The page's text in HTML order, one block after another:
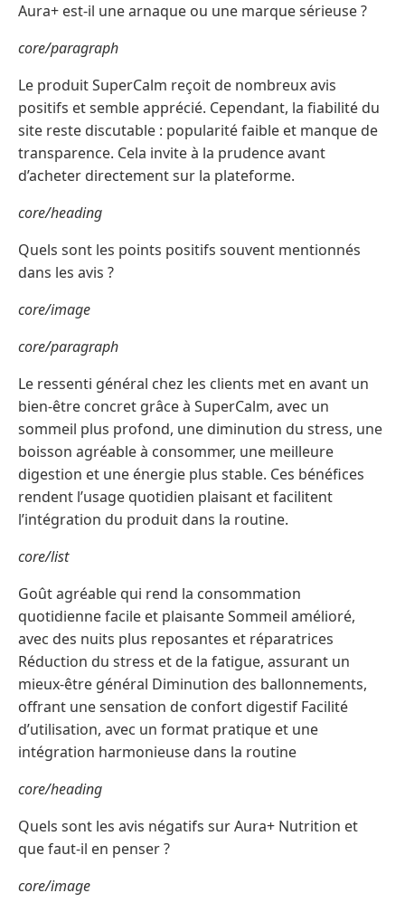
Aura+ est-il une arnaque ou une marque sérieuse ?
core/paragraph
Le produit SuperCalm reçoit de nombreux avis
positifs et semble apprécié. Cependant, la fiabilité du
site reste discutable : popularité faible et manque de
transparence. Cela invite à la prudence avant
d’acheter directement sur la plateforme.
core/heading
Quels sont les points positifs souvent mentionnés
dans les avis ?
core/image
core/paragraph
Le ressenti général chez les clients met en avant un
bien-être concret grâce à SuperCalm, avec un
sommeil plus profond, une diminution du stress, une
boisson agréable à consommer, une meilleure
digestion et une énergie plus stable. Ces bénéfices
rendent l’usage quotidien plaisant et facilitent
l’intégration du produit dans la routine.
core/list
Goût agréable qui rend la consommation
quotidienne facile et plaisante Sommeil amélioré,
avec des nuits plus reposantes et réparatrices
Réduction du stress et de la fatigue, assurant un
mieux-être général Diminution des ballonnements,
offrant une sensation de confort digestif Facilité
d’utilisation, avec un format pratique et une
intégration harmonieuse dans la routine
core/heading
Quels sont les avis négatifs sur Aura+ Nutrition et
que faut-il en penser ?
core/image